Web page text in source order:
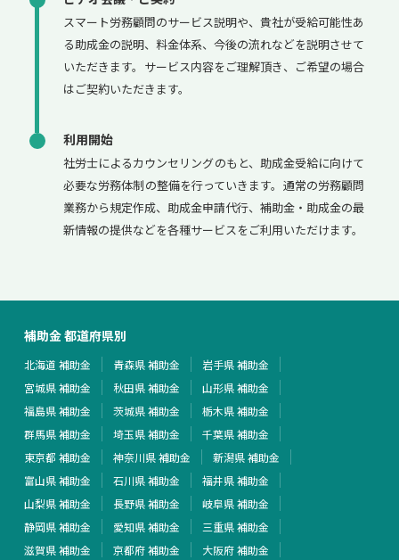
スマート労務顧問のサービス説明や、貴社が受給可能性あ
る助成金の説明、料金体系、今後の流れなどを説明させて
いただきます。サービス内容をご理解頂き、ご希望の場合
はご契約いただきます。
利用開始
社労士によるカウンセリングのもと、助成金受給に向けて
必要な労務体制の整備を行っていきます。通常の労務顧問
業務から規定作成、助成金申請代行、補助金・助成金の最
新情報の提供などを各種サービスをご利用いただけます。
補助金 都道府県別
北海道 補助金 青森県 補助金
岩手県 補助金
宮城県 補助金
秋田県 補助金
山形県 補助金
福島県 補助金
茨城県 補助金
栃木県 補助金
群馬県 補助金
埼玉県 補助金
千葉県 補助金
東京都 補助金
神奈川県 補助金
新潟県 補助金
富山県 補助金
石川県 補助金
福井県 補助金
山梨県 補助金
長野県 補助金
岐阜県 補助金
静岡県 補助金
愛知県 補助金
三重県 補助金
滋賀県 補助金
京都府 補助金
大阪府 補助金